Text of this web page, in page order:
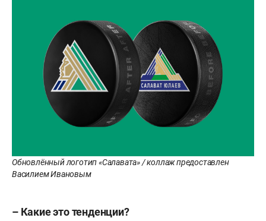
Обновлённый логотип «Салавата» / коллаж предоставлен
Василием Ивановым
– Какие это тенденции?